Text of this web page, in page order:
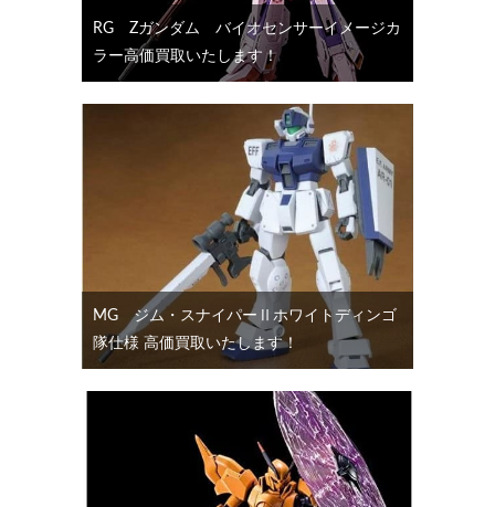
RG Ζガンダム バイオセンサーイメージカ
ラー高価買取いたします！
MG ジム・スナイパーⅡホワイトディンゴ
隊仕様 高価買取いたします！